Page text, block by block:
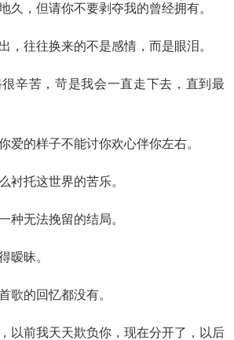
久，但请你不要剥夺我的曾经拥有。
，往往换来的不是感情，而是眼泪。
辛苦，苛是我会一直走下去，直到最
爱的样子不能讨你欢心伴你左右。
衬托这世界的苦乐。
种无法挽留的结局。
暧昧。
歌的回忆都没有。
以前我天天欺负你，现在分开了，以后